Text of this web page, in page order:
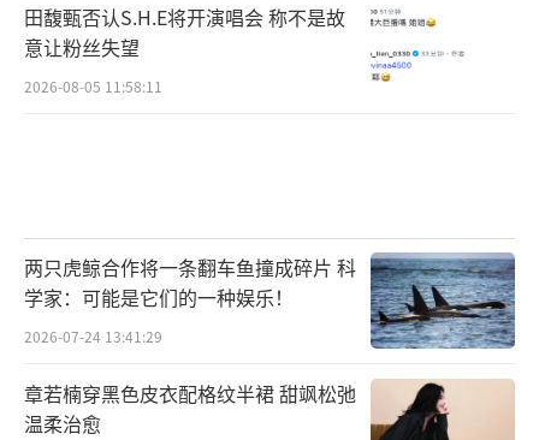
田馥甄否认S.H.E将开演唱会 称不是故
意让粉丝失望
2026-08-05 11:58:11
两只虎鲸合作将一条翻车鱼撞成碎片 科
学家：可能是它们的一种娱乐！
2026-07-24 13:41:29
章若楠穿黑色皮衣配格纹半裙 甜飒松弛
温柔治愈